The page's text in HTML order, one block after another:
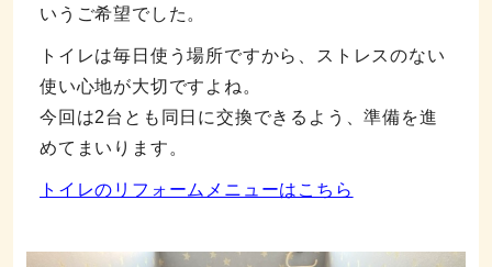
いうご希望でした。
トイレは毎日使う場所ですから、ストレスのない
使い心地が大切ですよね。
今回は2台とも同日に交換できるよう、準備を進
めてまいります。
トイレのリフォームメニューはこちら